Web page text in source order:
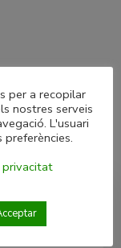
per a recopilar
nostres serveis
L'usuari